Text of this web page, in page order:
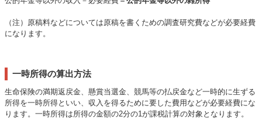
（注）原稿料などについては原稿を書くための調査研究費などが必要経費
になります。
一時所得の算出方法
生命保険の満期返戻金、懸賞当選金、競馬等の払戻金など一時的に生ずる
所得を一時所得といい、収入を得るために要した費用などが必要経費にな
ります。一時所得は所得の金額の2分の1が課税計算の対象となります。